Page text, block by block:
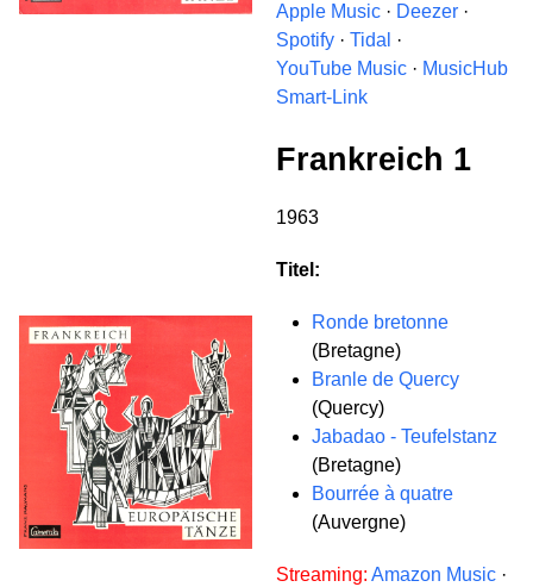
Apple Music · Deezer ·
Spotify · Tidal ·
YouTube Music · MusicHub
Smart-Link
Frankreich 1
1963
Titel:
Ronde bretonne
(Bretagne)
Branle de Quercy
(Quercy)
Jabadao - Teufelstanz
(Bretagne)
Bourrée à quatre
(Auvergne)
Streaming: Amazon Music ·